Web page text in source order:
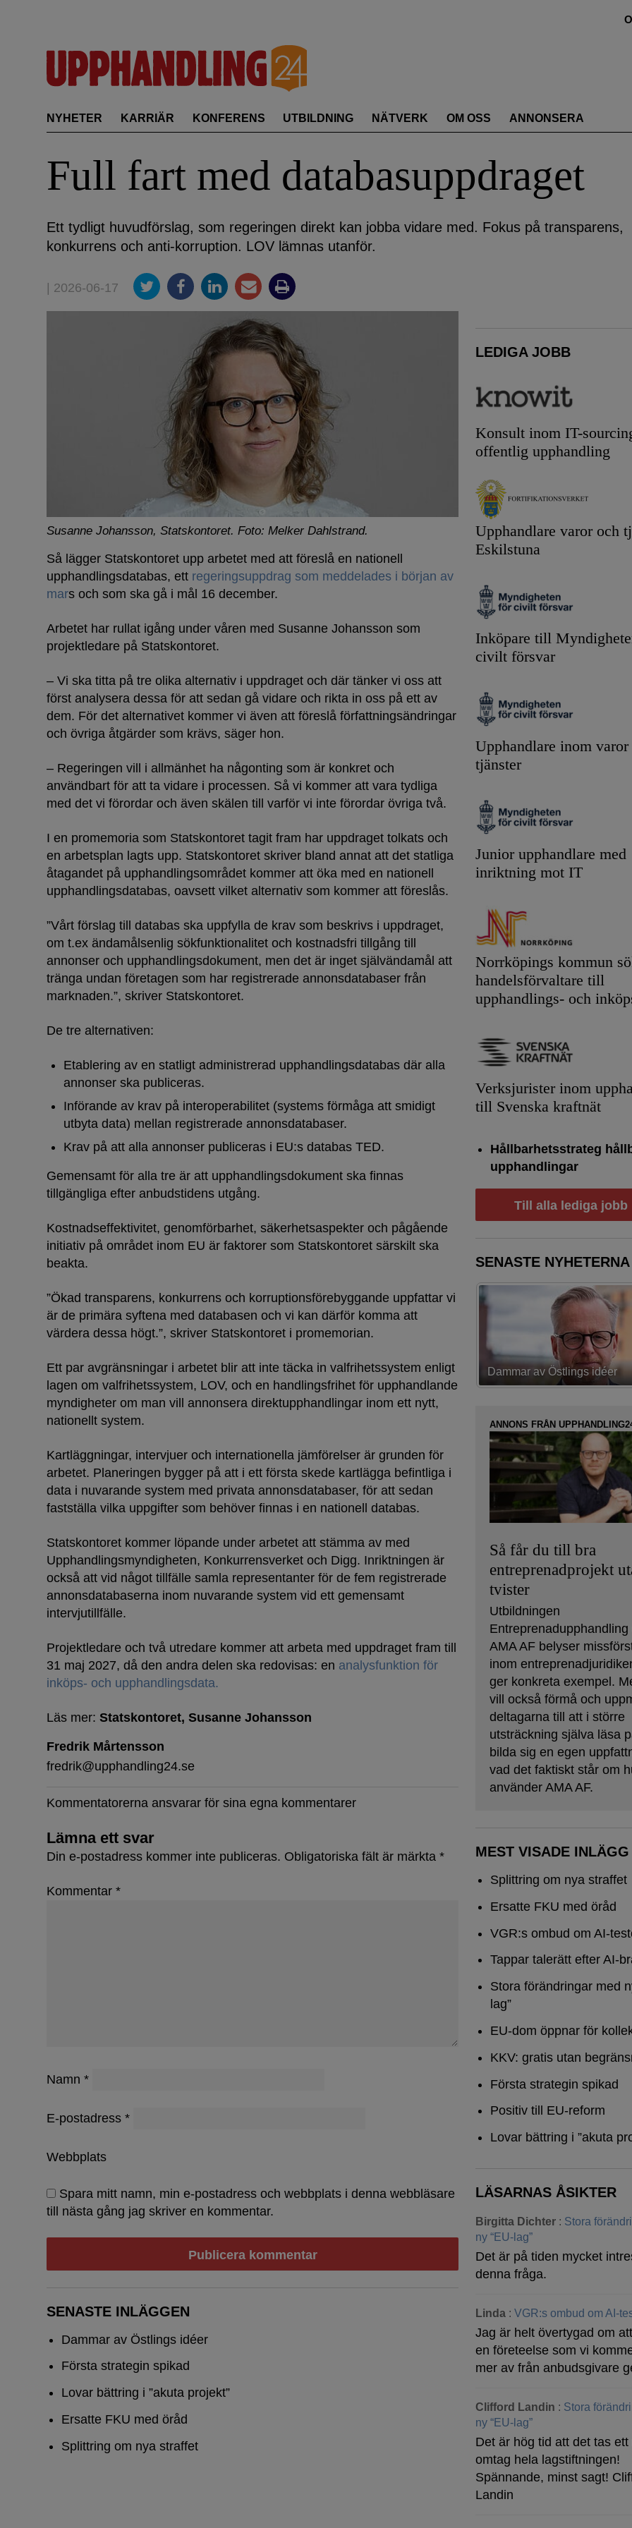
NYHETER KARRIÄR KONFERENS UTBILDNING NÄTVERK OM OSS ANNONSERA
Full fart med databasuppdraget
Ett tydligt huvudförslag, som regeringen direkt kan jobba vidare med. Fokus på transparens,
konkurrens och anti-korruption. LOV lämnas utanför.
| 2026-06-17
Susanne Johansson, Statskontoret. Foto: Melker Dahlstrand.
Så lägger Statskontoret upp arbetet med att föreslå en nationell
upphandlingsdatabas, ett regeringsuppdrag som meddelades i början av
mars och som ska gå i mål 16 december.
Arbetet har rullat igång under våren med Susanne Johansson som
projektledare på Statskontoret.
– Vi ska titta på tre olika alternativ i uppdraget och där tänker vi oss att
först analysera dessa för att sedan gå vidare och rikta in oss på ett av
dem. För det alternativet kommer vi även att föreslå författningsändringar
och övriga åtgärder som krävs, säger hon.
– Regeringen vill i allmänhet ha någonting som är konkret och
användbart för att ta vidare i processen. Så vi kommer att vara tydliga
med det vi förordar och även skälen till varför vi inte förordar övriga två.
I en promemoria som Statskontoret tagit fram har uppdraget tolkats och
en arbetsplan lagts upp. Statskontoret skriver bland annat att det statliga
åtagandet på upphandlingsområdet kommer att öka med en nationell
upphandlingsdatabas, oavsett vilket alternativ som kommer att föreslås.
”Vårt förslag till databas ska uppfylla de krav som beskrivs i uppdraget,
om t.ex ändamålsenlig sökfunktionalitet och kostnadsfri tillgång till
annonser och upphandlingsdokument, men det är inget självändamål att
tränga undan företagen som har registrerade annonsdatabaser från
marknaden.”, skriver Statskontoret.
De tre alternativen:
Etablering av en statligt administrerad upphandlingsdatabas där alla
annonser ska publiceras.
Införande av krav på interoperabilitet (systems förmåga att smidigt
utbyta data) mellan registrerade annonsdatabaser.
Krav på att alla annonser publiceras i EU:s databas TED.
Gemensamt för alla tre är att upphandlingsdokument ska finnas
tillgängliga efter anbudstidens utgång.
Kostnadseffektivitet, genomförbarhet, säkerhetsaspekter och pågående
initiativ på området inom EU är faktorer som Statskontoret särskilt ska
beakta.
”Ökad transparens, konkurrens och korruptionsförebyggande uppfattar vi
är de primära syftena med databasen och vi kan därför komma att
värdera dessa högt.”, skriver Statskontoret i promemorian.
Ett par avgränsningar i arbetet blir att inte täcka in valfrihetssystem enligt
lagen om valfrihetssystem, LOV, och en handlingsfrihet för upphandlande
myndigheter om man vill annonsera direktupphandlingar inom ett nytt,
nationellt system.
Kartläggningar, intervjuer och internationella jämförelser är grunden för
arbetet. Planeringen bygger på att i ett första skede kartlägga befintliga i
data i nuvarande system med privata annonsdatabaser, för att sedan
fastställa vilka uppgifter som behöver finnas i en nationell databas.
Statskontoret kommer löpande under arbetet att stämma av med
Upphandlingsmyndigheten, Konkurrensverket och Digg. Inriktningen är
också att vid något tillfälle samla representanter för de fem registrerade
annonsdatabaserna inom nuvarande system vid ett gemensamt
intervjutillfälle.
Projektledare och två utredare kommer att arbeta med uppdraget fram till
31 maj 2027, då den andra delen ska redovisas: en analysfunktion för
inköps- och upphandlingsdata.
Läs mer: Statskontoret Susanne Johansson
Fredrik Mårtensson
fredrik@upphandling24.se
Kommentatorerna ansvarar för sina egna kommentarer
Lämna ett svar
Din e-postadress kommer inte publiceras. Obligatoriska fält är märkta *
Kommentar *
Namn *
E-postadress *
Webbplats
Spara mitt namn, min e-postadress och webbplats i denna webbläsare
till nästa gång jag skriver en kommentar.
SENASTE INLÄGGEN
Dammar av Östlings idéer
Första strategin spikad
Lovar bättring i ”akuta projekt”
Ersatte FKU med öråd
Splittring om nya straffet
LEDIGA JOBB
Konsult inom IT-
offentlig upphandling
Upphandlare varor och
Eskilstuna
Inköpare till
civilt försvar
Upphandlare inom varor
tjänster
Junior upphandlare med
inriktning mot IT
Norrköpings kommun
handelsförvaltare till
upphandlings- och
Verksjurister inom
till Svenska kraftnät
Hållbarhetsstrateg
upphandlingar
Till alla lediga jobb
SENASTE NYHETERNA
Dammar av Östlings idéer Första strategin spikad
ANNONS FRÅN
Så får du till bra
entreprenadprojekt
tvister
Utbildningen
Entreprenadupphandling
AMA AF belyser
inom
ger konkreta exempel.
vill också förmå och
deltagarna till att i större
utsträckning själva läsa
bilda sig en egen
vad det faktiskt står om
använder AMA AF.
MEST VISADE INLÄGG
Splittring om nya straffet
Ersatte FKU med öråd
VGR:s ombud om AI-
Tappar talerätt efter AI-
Stora förändringar med
lag”
EU-dom öppnar för
KKV: gratis utan
Första strategin spikad
Positiv till EU-reform
Lovar bättring i ”akuta
LÄSARNAS ÅSIKTER
Birgitta Dichter : Stora
ny “EU-lag”
Det är på tiden mycket
denna fråga.
Linda :VGR:s ombud om AI-
Jag är helt övertygad om
en företeelse som vi
mer av från anbudsgivare
Clifford Landin : Stora
ny “EU-lag”
Det är hög tid att det tas ett
omtag hela lagstiftningen!
Spännande, minst sagt!
Landin